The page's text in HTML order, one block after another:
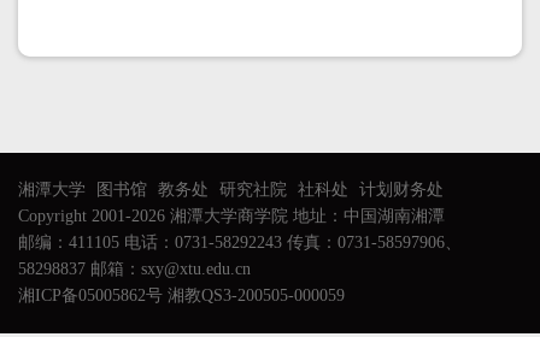
湘潭大学 图书馆 教务处 研究社院 社科处
计划财务处
Copyright 2001-2026 湘潭大学商学院 地址：中国湖南湘潭
邮编：411105 电话：0731-58292243 传真：0731-58597906、
58298837 邮箱：sxy@xtu.edu.cn
湘ICP备05005862号 湘教QS3-200505-000059